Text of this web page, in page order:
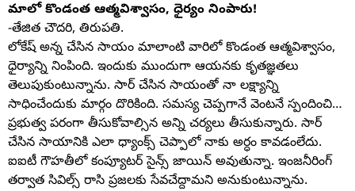
మాలో కొండంత ఆత్మవిశ్వాసం, ధైర్యం నింపారు!
-తేజిత చౌదరి, తిరుపతి.
లోకేష్ అన్న చేసిన సాయం మాలాంటి వారిలో కొండంత ఆత్మవిశ్వాసం,
ధైర్యాన్ని నింపింది. ఇందుకు ముందుగా ఆయనకు కృతజ్ఞతలు
తెలుపుకుంటున్నాను. సార్ చేసిన సాయంతో నా లక్ష్యాన్ని
సాధించేందుకు మార్గం దొరికింది. సమస్య చెప్పగానే వెంటనే స్పందించి…
ప్రభుత్వ పరంగా తీసుకోవాల్సిన అన్ని చర్యలు తీసుకున్నారు. సార్
చేసిన సాయానికి ఎలా ధ్యాంక్స్ చెప్పాలో నాకు అర్ధం కావడంలేదు.
ఐఐటీ గౌహతీలో కంప్యూటర్ సైన్స్ జాయిన్ అవుతున్నా. ఇంజనీరింగ్
తర్వాత సివిల్స్ రాసి ప్రజలకు సేవచేద్దామని అనుకుంటున్నాను.